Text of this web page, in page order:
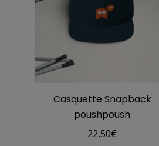
Casquette Snapback
poushpoush
22,50€